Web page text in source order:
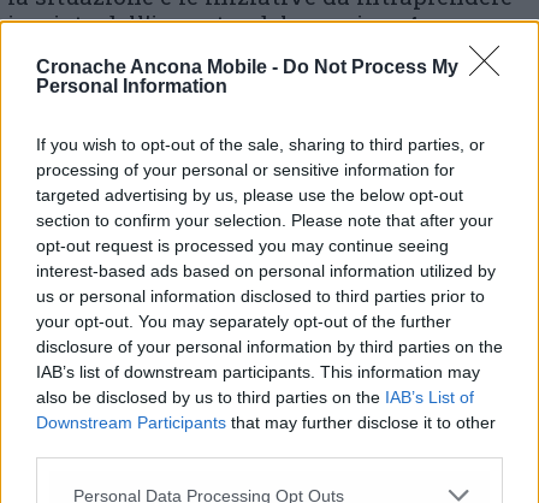
Cronache Ancona Mobile - Do Not Process My
Personal Information
If you wish to opt-out of the sale, sharing to third parties, or
processing of your personal or sensitive information for
targeted advertising by us, please use the below opt-out
section to confirm your selection. Please note that after your
opt-out request is processed you may continue seeing
interest-based ads based on personal information utilized by
us or personal information disclosed to third parties prior to
your opt-out. You may separately opt-out of the further
disclosure of your personal information by third parties on the
IAB’s list of downstream participants. This information may
also be disclosed by us to third parties on the IAB’s List of
Downstream Participants that may further disclose it to other
Personal Data Processing Opt Outs
in vista dell’incontro del prossimo 4
novembre con il Ministro delle Imprese
Adolfo Urso. «Fabriano – prosegue il sindaco
produzione della carta ed è necessario
intraprendere tutte le iniziative possibili per
scongiurare quella che sarebbe una ferita
mortale per il distretto fabrianese e per le aree
interne che gravitano su di esso. Siamo al
lavoro costantemente su questo tema di
vitale importanza per il nostro territorio».
© RIPRODUZIONE RISERVATA
Vai alla home